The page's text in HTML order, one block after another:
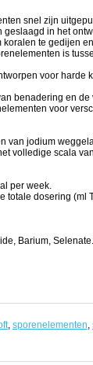
snel zijn
in het
te gedijen
is
voor harde
benadering en
voor
van jodium
volledige scala
per week.
totale dosering (ml
Barium, Selenate.
, sporenelementen,